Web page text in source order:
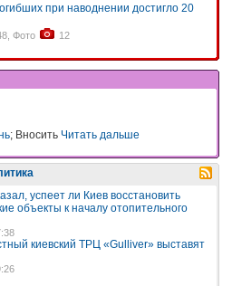
при наводнении достигло 20
Фото 12
; Вносить Читать дальше
успеет ли Киев восстановить
объекты к началу отопительного
киевский ТРЦ «Gulliver» выставят